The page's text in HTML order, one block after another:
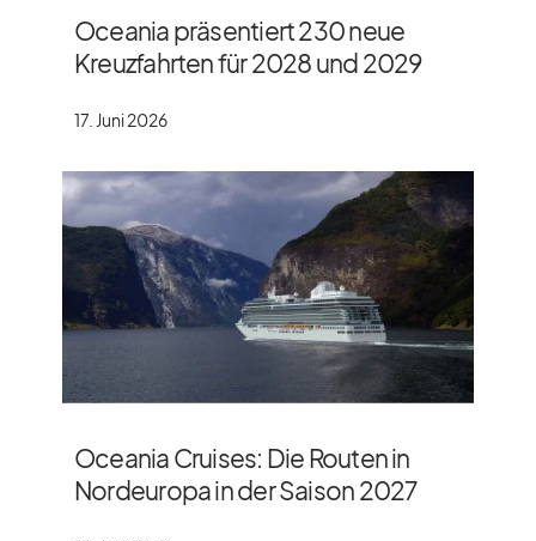
Oceania präsentiert 230 neue
Kreuzfahrten für 2028 und 2029
17. Juni 2026
Oceania Cruises: Die Routen in
Nordeuropa in der Saison 2027